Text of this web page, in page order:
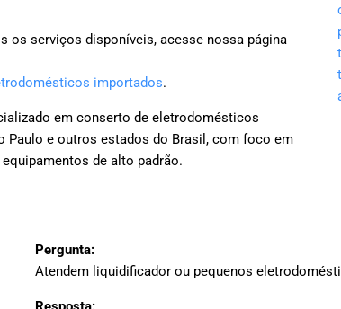
os serviços disponíveis, acesse nossa página
importados.
em conserto de eletrodomésticos
Paulo e outros estados do Brasil, com foco em
de alto padrão.
Pergunta:
Atendem liquidificador ou pequenos